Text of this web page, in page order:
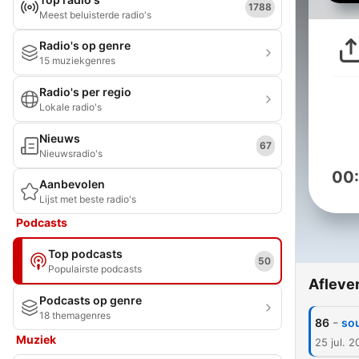
Meest beluisterde radio's
1788
Radio's op genre
15 muziekgenres
Radio's per regio
Lokale radio's
Nieuws
Nieuwsradio's
67
Aanbevolen
Lijst met beste radio's
Podcasts
Top podcasts
Populairste podcasts
50
Podcasts op genre
18 themagenres
Muziek
86 -
25 jul.